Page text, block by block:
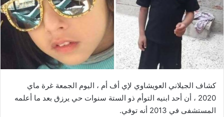
كشاف الجيلاني العويشاوي لإي أف أم ، اليوم الجمعة غرة ماي
2020 ، أن أحد ابنيه التوأم ذو الستة سنوات حي يرزق بعد ما أعلمه
المستشفى في 2013 أنه توفي.